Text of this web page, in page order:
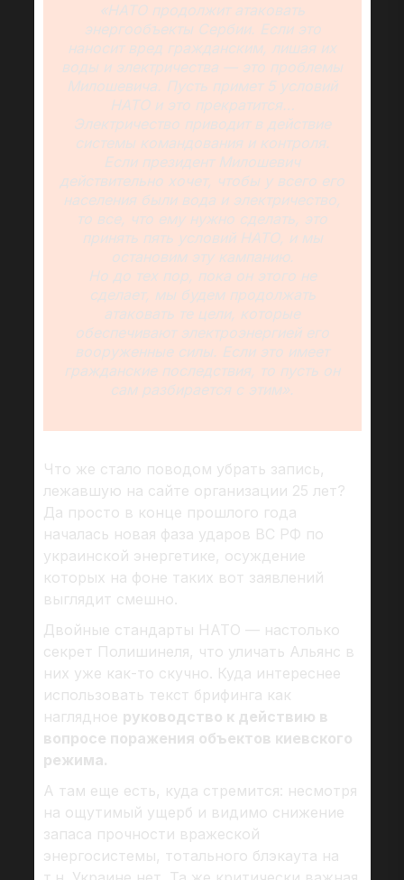
«НАТО продолжит атаковать
энергообъекты Сербии. Если это
наносит вред гражданским, лишая их
воды и электричества — это проблемы
Милошевича. Пусть примет 5 условий
НАТО и это прекратится…
Электричество приводит в действие
системы командования и контроля.
Если президент Милошевич
действительно хочет, чтобы у всего его
населения были вода и электричество,
то все, что ему нужно сделать, это
принять пять условий НАТО, и мы
остановим эту кампанию.
Но до тех пор, пока он этого не
сделает, мы будем продолжать
атаковать те цели, которые
обеспечивают электроэнергией его
вооруженные силы. Если это имеет
гражданские последствия, то пусть он
сам разбирается с этим».
Что же стало поводом убрать запись,
лежавшую на сайте организации 25 лет?
Да просто в конце прошлого года
началась новая фаза ударов ВС РФ по
украинской энергетике, осуждение
которых на фоне таких вот заявлений
выглядит смешно.
Двойные стандарты НАТО — настолько
секрет Полишинеля, что уличать Альянс в
них уже как-то скучно. Куда интереснее
использовать текст брифинга как
наглядное руководство к действию в
вопросе поражения объектов киевского
режима.
А там еще есть, куда стремится: несмотря
на ощутимый ущерб и видимо снижение
запаса прочности вражеской
энергосистемы, тотального блэкаута на